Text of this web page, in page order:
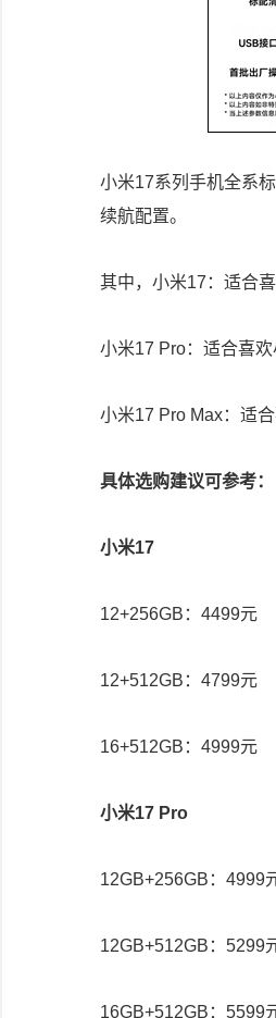
小米17系列手机全系
续航配置。
其中，小米17：适合
小米17 Pro：适合喜
小米17 Pro Max：适
具体选购建议可参考：
小米17
12+256GB：4499元
12+512GB：4799元
16+512GB：4999元
小米17 Pro
12GB+256GB：4999
12GB+512GB：5299
16GB+512GB：5599